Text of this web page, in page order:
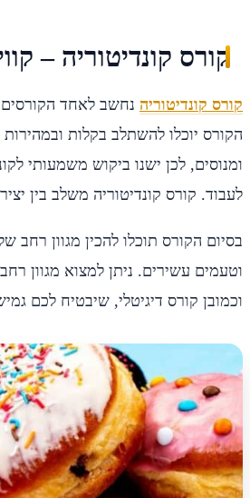
קורס קונדיטוריה –
קורס קונדיטוריה נחשב לאחד
הקורס יוכלו להשתלב בקלות
ומנוסים, לכן ישנו ביקוש משמעותי
לעבוד. קורס קונדיטוריה משלב בין
בסיום הקורס תוכלו להכין מגוון
וטעמים עשירים. ניתן למצוא מגוון
וכמובן קורס דיגיטלי, שיבטיח לכם